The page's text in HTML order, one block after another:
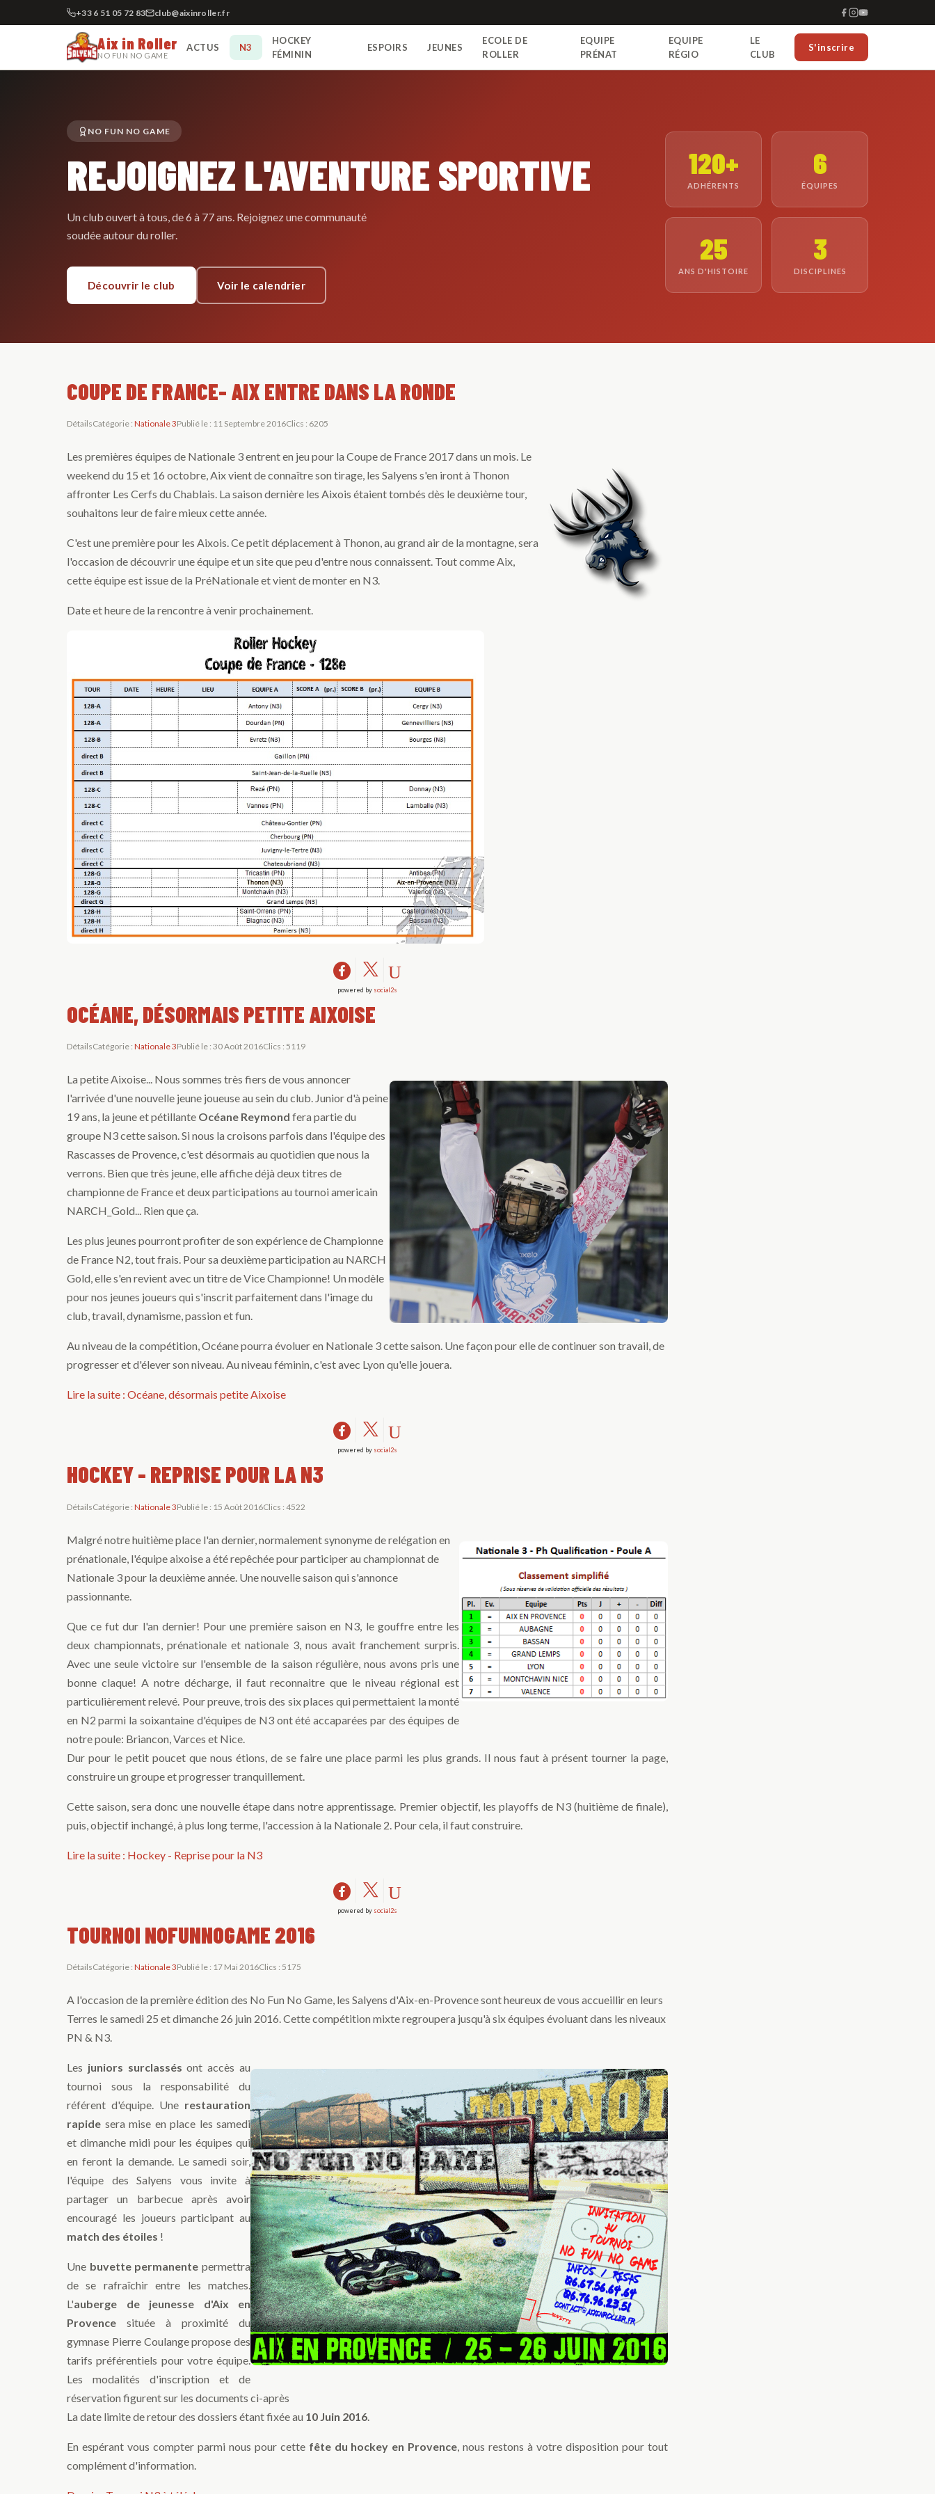
+33 6 51 05 72 83 club@aixinroller.fr
Aix in Roller
NO FUN NO GAME
ACTUS N3
HOCKEY
FÉMININ
ESPOIRS JEUNES
ECOLE DE
ROLLER
EQUIPE
PRÉNAT
EQUIPE
RÉGIO
LE
CLUB
S'inscrire
NO FUN NO GAME
REJOIGNEZ L'AVENTURE SPORTIVE
Un club ouvert à tous, de 6 à 77 ans. Rejoignez une communauté
soudée autour du roller.
Découvrir le club Voir le calendrier
120+
ADHÉRENTS
6
ÉQUIPES
25
ANS D'HISTOIRE
3
DISCIPLINES
COUPE DE FRANCE- AIX ENTRE DANS LA RONDE
DétailsCatégorie : Nationale 3Publié le : 11 Septembre 2016Clics : 6205
Les premières équipes de Nationale 3 entrent en jeu pour la Coupe de France 2017 dans un mois. Le
weekend du 15 et 16 octobre, Aix vient de connaître son tirage, les Salyens s'en iront à Thonon
affronter Les Cerfs du Chablais. La saison dernière les Aixois étaient tombés dès le deuxième tour,
souhaitons leur de faire mieux cette année.
C'est une première pour les Aixois. Ce petit déplacement à Thonon, au grand air de la montagne, sera
l'occasion de découvrir une équipe et un site que peu d'entre nous connaissent. Tout comme Aix,
cette équipe est issue de la PréNationale et vient de monter en N3.
Date et heure de la rencontre à venir prochainement.
powered by social2s
OCÉANE, DÉSORMAIS PETITE AIXOISE
DétailsCatégorie : Nationale 3Publié le : 30 Août 2016Clics : 5119
La petite Aixoise... Nous sommes très fiers de vous annoncer
l'arrivée d'une nouvelle jeune joueuse au sein du club. Junior d'à peine
19 ans, la jeune et pétillante Océane Reymond fera partie du
groupe N3 cette saison. Si nous la croisons parfois dans l'équipe des
Rascasses de Provence, c'est désormais au quotidien que nous la
verrons. Bien que très jeune, elle affiche déjà deux titres de
championne de France et deux participations au tournoi americain
NARCH_Gold... Rien que ça.
Les plus jeunes pourront profiter de son expérience de Championne
de France N2, tout frais. Pour sa deuxième participation au NARCH
Gold, elle s'en revient avec un titre de Vice Championne! Un modèle
pour nos jeunes joueurs qui s'inscrit parfaitement dans l'image du
club, travail, dynamisme, passion et fun.
Au niveau de la compétition, Océane pourra évoluer en Nationale 3 cette saison. Une façon pour elle de continuer son travail, de
progresser et d'élever son niveau. Au niveau féminin, c'est avec Lyon qu'elle jouera.
Lire la suite : Océane, désormais petite Aixoise
powered by social2s
HOCKEY - REPRISE POUR LA N3
DétailsCatégorie : Nationale 3Publié le : 15 Août 2016Clics : 4522
Malgré notre huitième place l'an dernier, normalement synonyme de relégation en
prénationale, l'équipe aixoise a été repêchée pour participer au championnat de
Nationale 3 pour la deuxième année. Une nouvelle saison qui s'annonce
passionnante.
Que ce fut dur l'an dernier! Pour une première saison en N3, le gouffre entre les
deux championnats, prénationale et nationale 3, nous avait franchement surpris.
Avec une seule victoire sur l'ensemble de la saison régulière, nous avons pris une
bonne claque! A notre décharge, il faut reconnaitre que le niveau régional est
particulièrement relevé. Pour preuve, trois des six places qui permettaient la monté
en N2 parmi la soixantaine d'équipes de N3 ont été accaparées par des équipes de
notre poule: Briancon, Varces et Nice.
Dur pour le petit poucet que nous étions, de se faire une place parmi les plus grands. Il nous faut à présent tourner la page,
construire un groupe et progresser tranquillement.
Cette saison, sera donc une nouvelle étape dans notre apprentissage. Premier objectif, les playoffs de N3 (huitième de finale),
puis, objectif inchangé, à plus long terme, l'accession à la Nationale 2. Pour cela, il faut construire.
Lire la suite : Hockey - Reprise pour la N3
powered by social2s
TOURNOI NOFUNNOGAME 2016
DétailsCatégorie : Nationale 3Publié le : 17 Mai 2016Clics : 5175
A l'occasion de la première édition des No Fun No Game, les Salyens d'Aix-en-Provence sont heureux de vous accueillir en leurs
Terres le samedi 25 et dimanche 26 juin 2016. Cette compétition mixte regroupera jusqu'à six équipes évoluant dans les niveaux
PN & N3.
Les juniors surclassés ont accès au
tournoi sous la responsabilité du
référent d'équipe. Une restauration
rapide sera mise en place les samedi
et dimanche midi pour les équipes qui
en feront la demande. Le samedi soir,
l'équipe des Salyens vous invite à
partager un barbecue après avoir
encouragé les joueurs participant au
match des étoiles !
Une buvette permanente permettra
de se rafraîchir entre les matches.
L'auberge de jeunesse d'Aix en
Provence située à proximité du
gymnase Pierre Coulange propose des
tarifs préférentiels pour votre équipe.
Les modalités d'inscription et de
réservation figurent sur les documents ci-après
La date limite de retour des dossiers étant fixée au 10 Juin 2016
En espérant vous compter parmi nous pour cette fête du hockey en Provence , nous restons à votre disposition pour tout
complément d'information.